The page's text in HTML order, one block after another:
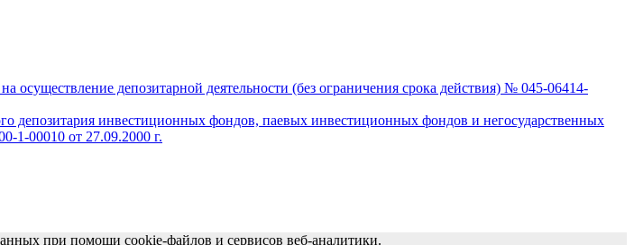
осуществление депозитарной деятельности (без ограничения срока действия) № 045-06414-
депозитария инвестиционных фондов, паевых инвестиционных фондов и негосударственных
1-00010 от 27.09.2000 г.
при помощи cookie-файлов и сервисов веб-аналитики.